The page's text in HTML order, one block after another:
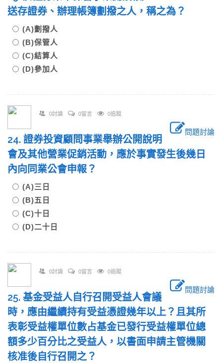
送存證券、辦理帳簿劃撥之人，稱之為？
(A)劃撥人
(B)保管人
(C)結算人
(D)參加人
0討論 0留言 0追蹤
問題討論
24. 證券投資顧問事業舉辦公開說明
會及其他營業促銷活動，應於事實發生後幾日
內向同業公會申報？
(A)三日
(B)五日
(C)十日
(D)二十日
0討論 0留言 0追蹤
問題討論
25. 基金受益人自行召開受益人會議
時，應由繼續持有受益憑證幾年以上？且其所
表彰受益權單位數占基金已發行受益權單位總
額多少百分比之受益人，以書面申請主管機關
核准後自行召開之？